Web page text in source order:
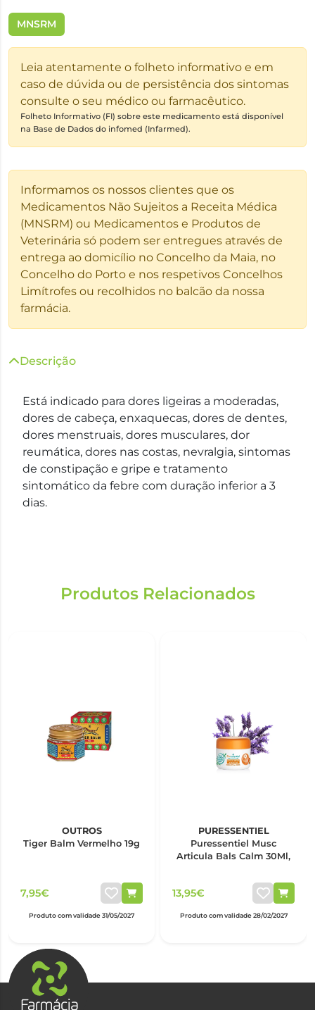
MNSRM
Leia atentamente o folheto informativo e em
caso de dúvida ou de persistência dos sintomas
consulte o seu médico ou farmacêutico.
Folheto Informativo (FI) sobre este medicamento está disponível
na Base de Dados do infomed (Infarmed).
Informamos os nossos clientes que os
Medicamentos Não Sujeitos a Receita Médica
(MNSRM) ou Medicamentos e Produtos de
Veterinária só podem ser entregues através de
entrega ao domicílio no Concelho da Maia, no
Concelho do Porto e nos respetivos Concelhos
Limítrofes ou recolhidos no balcão da nossa
farmácia.
Descrição
Está indicado para dores ligeiras a moderadas,
dores de cabeça, enxaquecas, dores de dentes,
dores menstruais, dores musculares, dor
reumática, dores nas costas, nevralgia, sintomas
de constipação e gripe e tratamento
sintomático da febre com duração inferior a 3
dias.
Produtos Relacionados
OUTROS
Tiger Balm Vermelho 19g
7,95€
Produto com validade 31/05/2027
PURESSENTIEL
Puressentiel Musc
Articula Bals Calm 30Ml,
13,95€
Produto com validade 28/02/2027